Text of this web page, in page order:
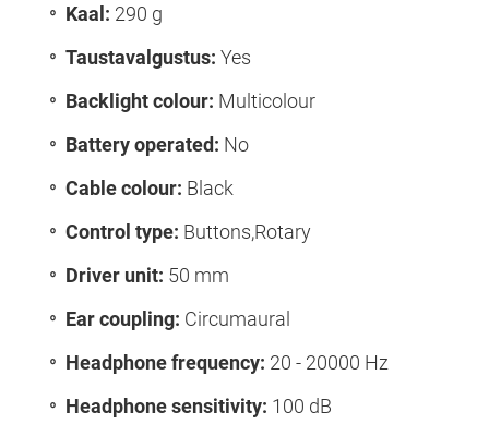
Kaal: 290 g
Taustavalgustus: Yes
Backlight colour: Multicolour
Battery operated: No
Cable colour: Black
Control type: Buttons,Rotary
Driver unit: 50 mm
Ear coupling: Circumaural
Headphone frequency: 20 - 20000 Hz
Headphone sensitivity: 100 dB